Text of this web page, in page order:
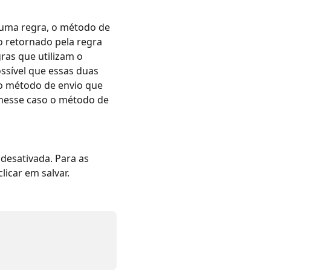
regra, o método de
retornado pela regra
que utilizam o
que essas duas
método de envio que
caso o método de
em salvar.